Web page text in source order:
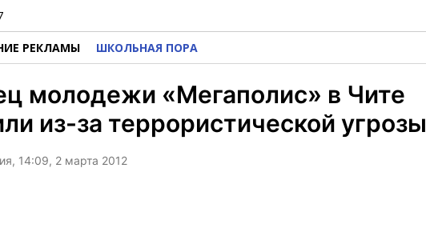
РЕКЛАМЫ ШКОЛЬНАЯ ПОРА
молодежи «Мегаполис» в Чите
из-за террористической угрозы
14:09, 2 марта 2012